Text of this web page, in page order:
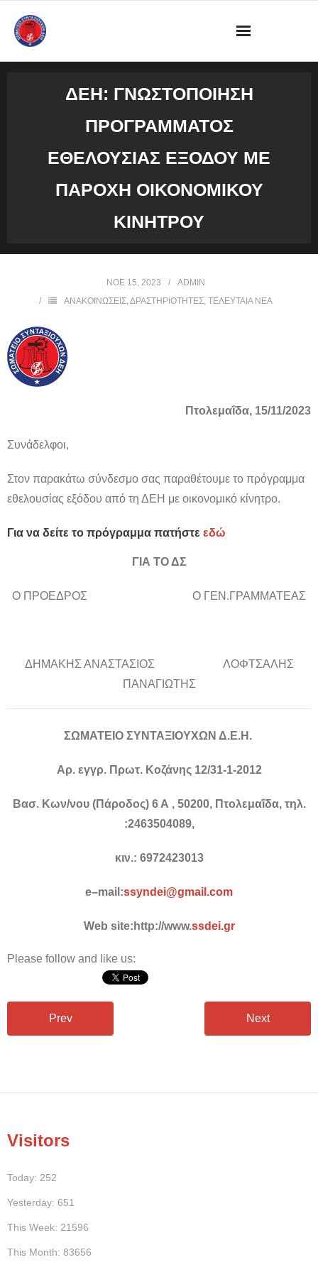
ΕΓΓΡΑΦΑ
VIDEOS
ΔΕΗ: ΓΝΩΣΤΟΠΟΙΗΣΗ
ΠΡΟΓΡΑΜΜΑΤΟΣ
ΕΘΕΛΟΥΣΙΑΣ ΕΞΟΔΟΥ ΜΕ
ΠΑΡΟΧΗ ΟΙΚΟΝΟΜΙΚΟΥ
ΚΙΝΗΤΡΟΥ
ΝΟΈ 15, 2023
ADMIN
ΑΝΑΚΟΙΝΩΣΕΙΣ,ΔΡΑΣΤΗΡΙΟΤΗΤΕΣ, ΤΕΛΕΥΤΑΙΑ ΝΕΑ
Πτολεμαΐδα, 15/11/2023
Συνάδελφοι,
Στον παρακάτω σύνδεσμο σας παραθέτουμε το πρόγραμμα
εθελουσίας εξόδου από τη ΔΕΗ με οικονομικό κίνητρο.
Για να δείτε το πρόγραμμα πατήστε εδώ
ΓΙΑ ΤΟ ΔΣ
Ο ΠΡΟΕΔΡΟΣ Ο ΓΕΝ.ΓΡΑΜΜΑΤΕΑΣ
ΔΗΜΑΚΗΣ ΑΝΑΣΤΑΣΙΟΣ ΛΟΦΤΣΑΛΗΣ
ΠΑΝΑΓΙΩΤΗΣ
ΣΩΜΑΤΕΙΟ ΣΥΝΤΑΞΙΟΥΧΩΝ Δ.Ε.Η.
Αρ. εγγρ. Πρωτ. Κοζάνης 12/31-1-2012
Βασ. Κων/νου (Πάροδος) 6 Α , 50200, Πτολεμαΐδα, τηλ.
:2463504089,
κιν.: 6972423013
e–mail :ssyndei@gmail .com
Web site: http://www.ssdei.gr
Please follow and like us:
Prev Next
Visitors
Today: 252
Yesterday: 651
This Week: 21596
This Month: 83656